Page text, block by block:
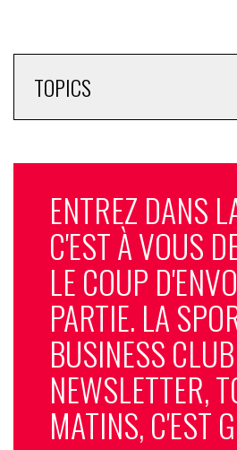
TOPICS
ENTREZ DANS
C'EST À VOUS
LE COUP
PARTIE. LA
BUSINESS CLUB
NEWSLETTER,
MATINS, C'EST